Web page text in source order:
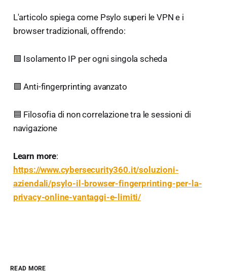
L'articolo spiega come Psylo superi le VPN e i
browser tradizionali, offrendo:
🟪 Isolamento IP per ogni singola scheda
🟩 Anti-fingerprinting avanzato
🟦 Filosofia di non correlazione tra le sessioni di
navigazione
Learn more:
https://www.cybersecurity360.it/soluzioni-
aziendali/psylo-il-browser-fingerprinting-per-la-
privacy-online-vantaggi-e-limiti/
READ MORE